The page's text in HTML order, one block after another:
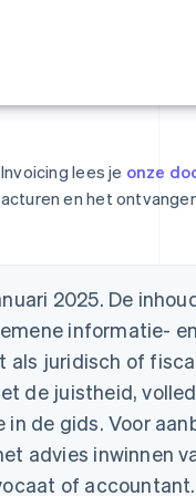
lees je onze
en het
2025. De
informatie-
als juridisch of
de juistheid,
de gids. Voor
advies inwinnen
of accountant.